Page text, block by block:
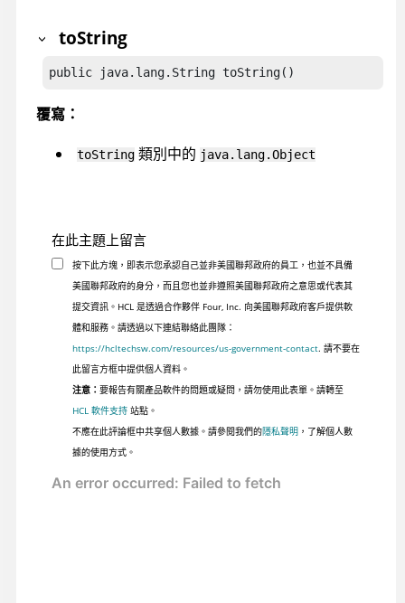
toString
public java.lang.String toString()
覆寫：
toString 類別中的 java.lang.Object
在此主題上留言
按下此方塊，即表示您承認自己並非美國聯邦政府的員工，也並不具備
美國聯邦政府的身分，而且您也並非遵照美國聯邦政府之意思或代表其
提交資訊。HCL 是透過合作夥伴 Four, Inc. 向美國聯邦政府客戶提供軟
體和服務。請透過以下連結聯絡此團隊：
https://hcltechsw.com/resources/us-government-contact. 請不要在
此留言方框中提供個人資料。
注意： 要報告有關產品軟件的問題或疑問，請勿使用此表單。請轉至
HCL 軟件支持站點。
不應在此評論框中共享個人數據。請參閱我們的隱私聲明，了解個人數
據的使用方式。